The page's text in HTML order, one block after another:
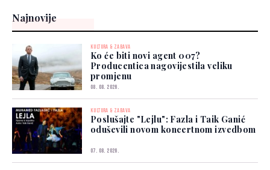
Najnovije
KULTURA & ZABAVA
Ko će biti novi agent 007?
Producentica nagovijestila veliku
promjenu
08. 08. 2026.
KULTURA & ZABAVA
Poslušajte "Lejlu": Fazla i Taik Ganić
oduševili novom koncertnom izvedbom
07. 08. 2026.